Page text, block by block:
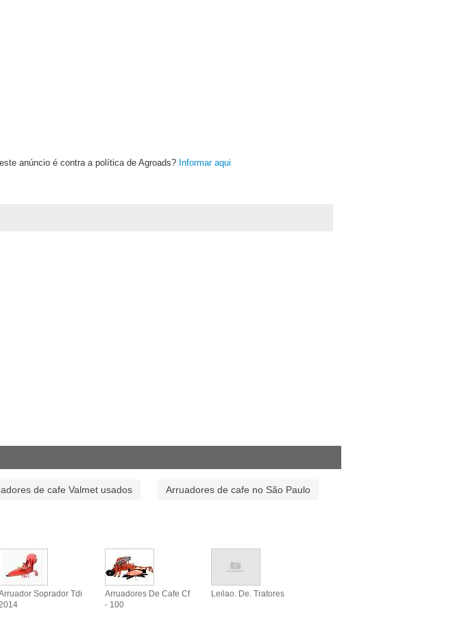
anúncio é contra a política de Agroads? Informar aqui
de cafe Valmet usados Arruadores de cafe no São Paulo
Soprador Tdi
Arruadores De Cafe Cf
- 100
Leilao. De. Tratores